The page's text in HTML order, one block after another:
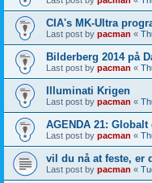
CIA's MK-Ultra
Last post by pacman «
Bilderberg 2014 på
Last post by pacman «
Illuminati Krigen
Last post by pacman «
AGENDA 21:
Last post by pacman «
vil du nå at feste, er
Last post by pacman «